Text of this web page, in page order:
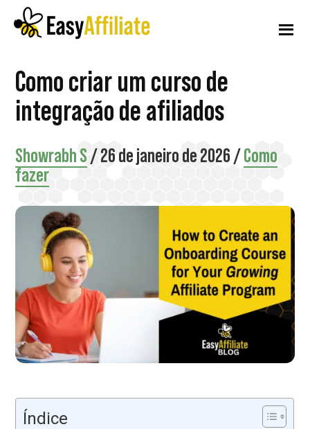
para
principal
para
lateral
principal
para
Menu
adicional
Afiliado
fácil
Inicie
um
programa
de
afiliados
seu
WordPress
Como criar um curso de
integração de afiliados
Showrabh S/26 de janeiro de 2026/Como
fazer
Índice